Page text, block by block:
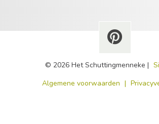
© 2026 Het Schuttingmenneke |
​Algemene voorwaarden |